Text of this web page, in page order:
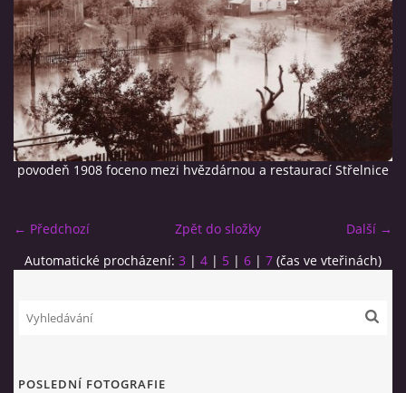
KONTAKT
KNIHA MIKULÁŠOVICE - NIXDORF
© 2026 eStránky.cz RSS
povodeň 1908 foceno mezi hvězdárnou a restaurací Střelnice
← Předchozí Další →
Zpět do složky
Automatické procházení: 3 | 4 | 5 | 6 | 7 (čas ve vteřinách)
POSLEDNÍ FOTOGRAFIE